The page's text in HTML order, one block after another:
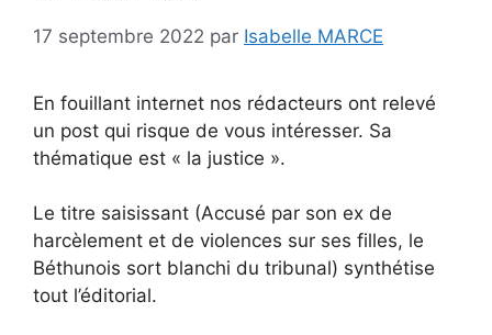
17 septembre 2022 par Isabelle MARCE
En fouillant internet nos rédacteurs ont relevé
un post qui risque de vous intéresser. Sa
thématique est « la justice ».
Le titre saisissant (Accusé par son ex de
harcèlement et de violences sur ses filles, le
Béthunois sort blanchi du tribunal) synthétise
tout l’éditorial.